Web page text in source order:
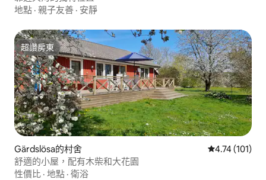
地點 · 親子友善 · 安靜
超讚房東
超讚房東
Gärdslösa的村舍 從 101 則評價
4.74 (101)
舒適的小屋，配有木柴和大花園
性價比 · 地點 · 衛浴